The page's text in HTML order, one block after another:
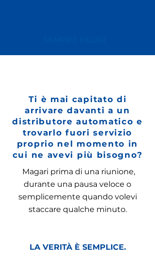
Ti è mai capitato di
arrivare davanti a un
distributore automatico e
trovarlo fuori servizio
proprio nel momento in
cui ne avevi più bisogno?
Magari prima di una riunione,
durante una pausa veloce o
semplicemente quando volevi
staccare qualche minuto.
LA VERITÀ È SEMPLICE.